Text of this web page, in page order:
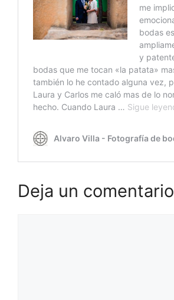
Deja un comentario